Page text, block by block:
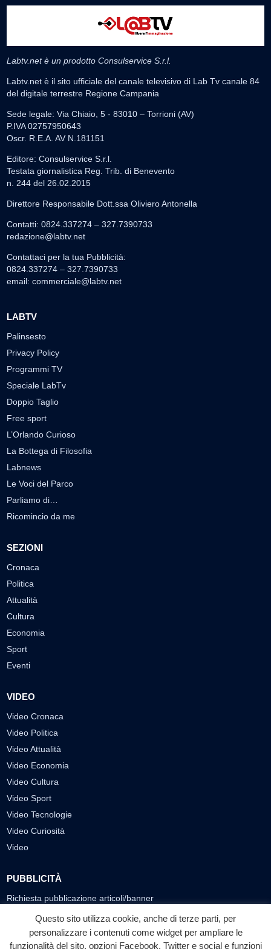
Labtv.net è un prodotto Consulservice S.r.l.
Labtv.net è il sito ufficiale del canale televisivo di Lab Tv canale 84
del digitale terrestre Regione Campania
Sede legale: Via Chiaio, 5 - 83010 – Torrioni (AV)
P.IVA 02757950643
Oscr. R.E.A. AV N.181151
Editore: Consulservice S.r.l.
Testata giornalistica Reg. Trib. di Benevento
n. 244 del 26.02.2015
Direttore Responsabile Dott.ssa Oliviero Antonella
Contatti: 0824.337274 – 327.7390733
redazione@labtv.net
Contattaci per la tua Pubblicità:
0824.337274 – 327.7390733
email: commerciale@labtv.net
LABTV
Palinsesto
Privacy Policy
Programmi TV
Speciale LabTv
Doppio Taglio
Free sport
L’Orlando Curioso
La Bottega di Filosofia
Labnews
Le Voci del Parco
Parliamo di…
Ricomincio da me
SEZIONI
Cronaca
Politica
Attualità
Cultura
Economia
Sport
Eventi
VIDEO
Video Cronaca
Video Politica
Video Attualità
Video Economia
Video Cultura
Video Sport
Video Tecnologie
Video Curiosità
Video
PUBBLICITÀ
Richiesta pubblicazione articoli/banner
SEGUICI SUI SOCIAL
Questo sito utilizza cookie, anche di terze parti, per
personalizzare i contenuti come widget per ampliare le
funzionalità del sito, opzioni Facebook, Twitter e social e funzioni